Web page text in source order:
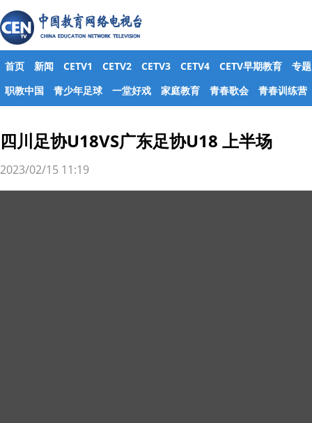
首页 新闻 CETV1 CETV2 CETV3 CETV4 CETV早期教育
专题
职教中国
青少年足球 一堂好戏 家庭教育 青春歌会 青春训练营
四川足协U18VS广东足协U18 上半场
2023/02/15 11:19